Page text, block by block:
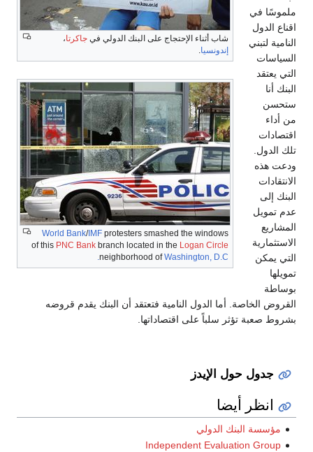
شاب أثناء الإحتجاج على البنك الدولي في جاكرتا،
إندونسيا.
World Bank/IMF protesters smashed the windows
of this PNC Bank branch located in the Logan Circle
neighborhood ofWashington, D.C.
ملموسًا في
اقناع الدول
النامية لتبني
السياسات
التي يعتقد
البنك أنا
ستحسن
من أداء
اقتصادات
تلك الدول.
ودعت هذه
الانتقادات
البنك إلى
عدم تمويل
المشاريع
الاستثمارية
التي يمكن
تمويلها
بوساطة
القروض الخاصة. أما الدول النامية فتعتقد أن البنك يقدم قروضه
بشروط صعبة تؤثر سلباً على اقتصاداتها.
جدول حول الإيدز
انظر أيضا
مؤسسة البنك الدولي
Independent Evaluation Group